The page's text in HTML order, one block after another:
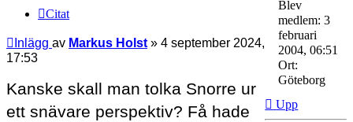
Citat
Inlägg av Markus Holst» 4 september 2024,
17:53
Kanske skall man tolka Snorre ur
ett snävare perspektiv? Få hade
Blev
medlem: 3
februari
2004, 06:51
Ort:
Göteborg
Upp